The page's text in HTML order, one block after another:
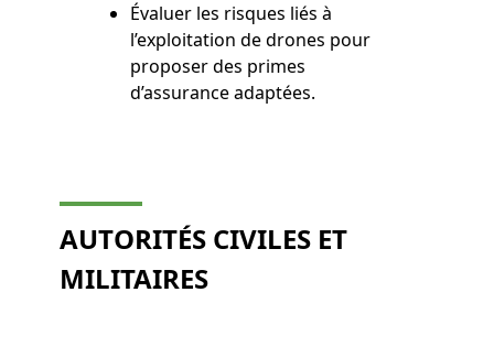
Évaluer les risques liés à
l’exploitation de drones pour
proposer des primes
d’assurance adaptées.
AUTORITÉS CIVILES ET
MILITAIRES